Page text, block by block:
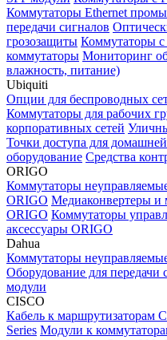
Коммутаторы Ethernet
передачи сигналов
грозозащиты Коммутаторы
коммутаторы Мониторинг
влажность, питание)
Ubiquiti
Опции для беспроводных
Коммутаторы для рабочих
корпоративных сетей
Точки доступа для
оборудование Средства
ORIGO
Коммутаторы
ORIGO Медиаконвертеры и
ORIGO Коммутаторы
аксессуары ORIGO
Dahua
Коммутаторы
Оборудование для передачи
модули
CISCO
Кабель к маршрутизаторам
Series Модули к